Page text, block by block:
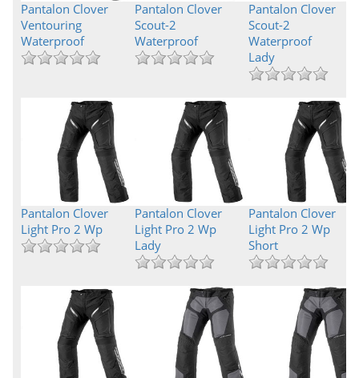
Pantalon Clover
Ventouring
Waterproof
Pantalon Clover
Scout-2
Waterproof
Pantalon Clover
Scout-2
Waterproof
Lady
Pantalon Clover
Light Pro 2 Wp
Pantalon Clover
Light Pro 2 Wp
Lady
Pantalon Clover
Light Pro 2 Wp
Short